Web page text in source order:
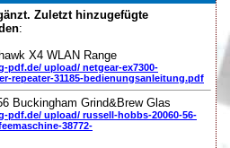
Zuletzt hinzugefügte
:
X4 WLAN Range
upload/ netgear-ex7300-
repeater-31185-bedienungsanleitung.pdf
Buckingham Grind&Brew Glas
pdf.de/ upload/ russell-hobbs-20060-56-
38772-